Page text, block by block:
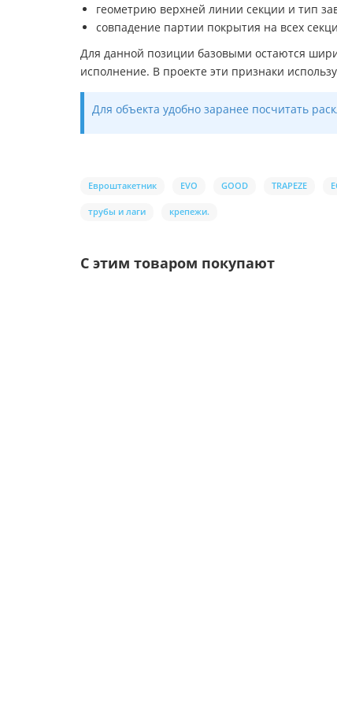
геометрию верхней линии секции и тип
совпадение партии покрытия на всех
Для данной позиции базовыми остаются
исполнение. В проекте эти признаки
Для объекта удобно заранее посчитать
Евроштакетник EVO GOOD TRAPEZE
трубы и лаги крепежи.
С этим товаром покупают